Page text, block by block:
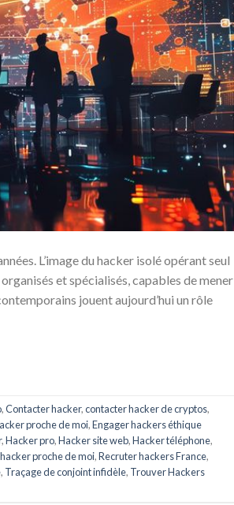
L’image du hacker isolé opérant seul
et spécialisés, capables de mener
jouent aujourd’hui un rôle
,Contacter hacker,contacter hacker de cryptos,
proche de moi,Engager hackers éthique
,Hacker pro,Hacker site web,Hacker téléphone,
proche de moi,Recruter hackers France,
, Traçage de conjoint infidèle, Trouver Hackers